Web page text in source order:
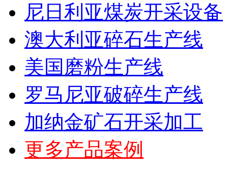
尼日利亚煤炭开采设备
澳大利亚碎石生产线
美国磨粉生产线
罗马尼亚破碎生产线
加纳金矿石开采加工
更多产品案例